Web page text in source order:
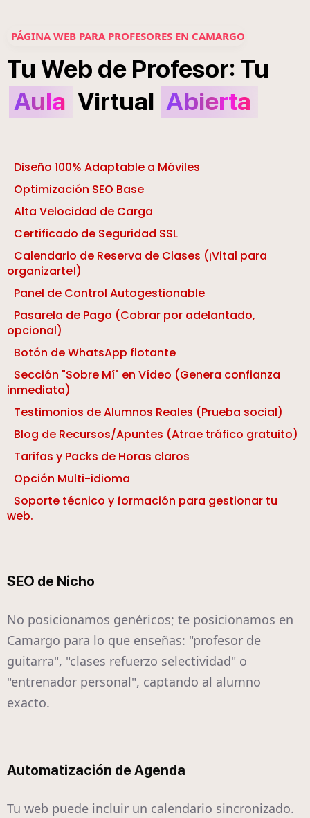
PÁGINA WEB PARA PROFESORES EN CAMARGO
Tu Web de Profesor: Tu
Aula Virtual Abierta
Diseño 100% Adaptable a Móviles
Optimización SEO Base
Alta Velocidad de Carga
Certificado de Seguridad SSL
Calendario de Reserva de Clases (¡Vital para
organizarte!)
Panel de Control Autogestionable
Pasarela de Pago (Cobrar por adelantado,
opcional)
Botón de WhatsApp flotante
Sección "Sobre Mí" en Vídeo (Genera confianza
inmediata)
Testimonios de Alumnos Reales (Prueba social)
Blog de Recursos/Apuntes (Atrae tráfico gratuito)
Tarifas y Packs de Horas claros
Opción Multi-idioma
Soporte técnico y formación para gestionar tu
web.
SEO de Nicho
No posicionamos genéricos; te posicionamos en
Camargo para lo que enseñas: "profesor de
guitarra", "clases refuerzo selectividad" o
"entrenador personal", captando al alumno
exacto.
Automatización de Agenda
Tu web puede incluir un calendario sincronizado.